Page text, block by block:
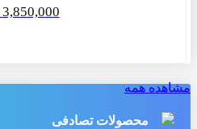
3,850,000
مشاهده همه
محصولات تصادفی